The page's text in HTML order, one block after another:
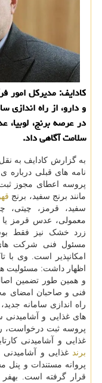
کادایف: مدیرکل امور
و دارو، از راه اندازی
در عرصه برنج،
سلامت آگاهی داد.
به گزارش کادایف به نقل
نامه های قبلی درباره
پروسه اعطای مجوز ثبت
مانند برنج سفید، برنج
سفید، قرمز، چیتی،
معمولی، عدس قرمز یا
مسئول فنی شرکت های
امکانپذیر است. وی با
اظهار داشت: مسئولیت
و همین طور تضمین
فنی و صاحبان امضای
راه اندازی سامانه
های غذایی و آشامیدنی
پروسه ثبت درخواست،
غذایی و آشامیدنی
برند غذایی و
پروانه مستندات و
قرار گرفته است. بهفر